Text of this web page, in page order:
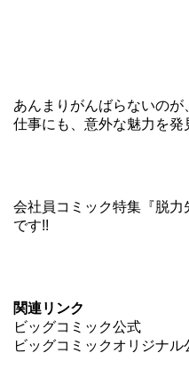
あんまりがんばらないの
仕事にも、意外な魅力を発
会社員コミック特集 『脱力
です!!
関連リンク
ビッグコミック公式
ビッグコミックオリジナル